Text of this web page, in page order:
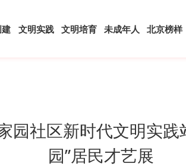
文明实践 文明培育 未成年人 北京榜样
园社区新时代文明实践
园”居民才艺展